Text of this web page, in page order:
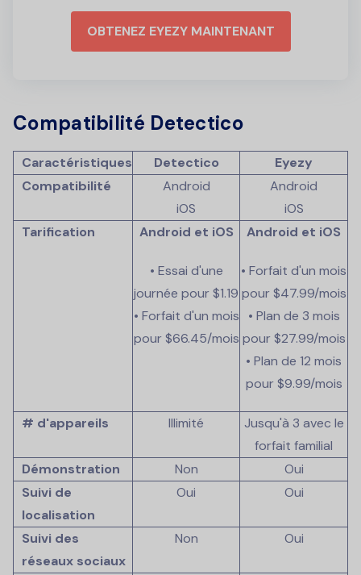
OBTENEZ EYEZY MAINTENANT
Compatibilité Detectico
Caractéristiques Detectico
Eyezy
Compatibilité
Android
iOS
Android
iOS
Tarification
Android et iOS
• Essai d'une
journée pour$1.19
• Forfait d'un mois
pour$66.45/mois
Android et iOS
• Forfait d'un mois
pour$47.99/mois
• Plan de 3 mois
pour$27.99/mois
• Plan de 12 mois
pour$9.99/mois
# d'appareils Illimité
Jusqu'à 3 avec le
forfait familial
Démonstration
Non
Oui
Suivi de
localisation
Oui Oui
Suivi des
réseaux sociaux
Non Oui